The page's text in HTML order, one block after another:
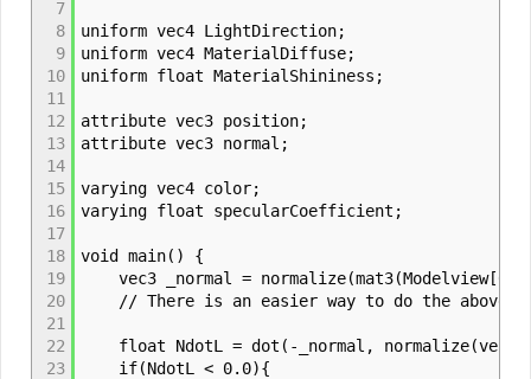
7
8
9
10
11
12
13
14
15
16
17
18
19
20
21
22
23
uniform vec4 LightDirection;
uniform vec4 MaterialDiffuse;
uniform float MaterialShininess;
attribute vec3 position;
attribute vec3 normal;
varying vec4 color;
varying float specularCoefficient;
void main() {
vec3 _normal =
// There is an easier way to do the above
float NdotL = dot(-_normal,
if(NdotL < 0.0){